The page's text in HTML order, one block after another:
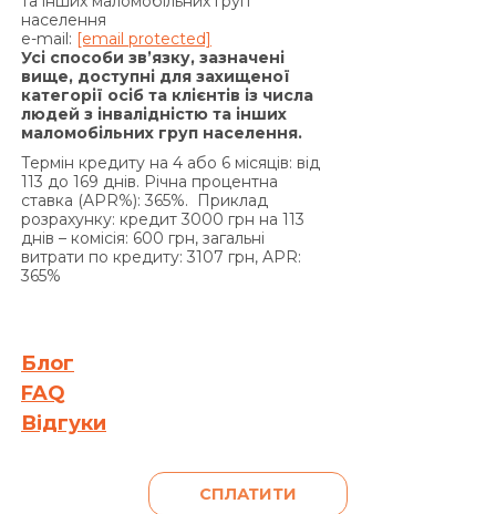
на підставі положень частини 2 статті 625
Цивільного кодексу України Кредитодавець
має право вимагати, а Позичальник
зобов’язаний сплатити Кредитодавцю суму
заборгованості з урахуванням 3700 (три тисячі
сімсот) процентів річних від простроченої суми
заборгованості. Проценти річних, зазначені в
цьому пункті вище, нараховуються за кожен
день прострочення на суму заборгованості, що
включає прострочені проценти за користування
Кредитом та/або суму простроченої Комісії за
грошових коштів (якщо умови додаткової угоди
до Договору передбачають сплату комісії за
видачу у Кредит додаткових грошових коштів)
нараховуються на раніше нараховані проценти
на підставі статті 625 Цивільного кодексу
населення
e-mail: [email protected]
Усі способи зв’язку, зазначені
вище, доступні для захищеної
категорії осіб та клієнтів із числа
людей з інвалідністю та інших
маломобільних груп населення.
Термін кредиту на 4 або 6 місяців: від
113 до 169 днів. Річна процентна
ставка (APR%): 365%. Приклад
розрахунку: кредит 3000 грн на 113
днів – комісія: 600 грн, загальні
витрати по кредиту: 3107 грн, APR:
365%
Блог
FAQ
Відгуки
СПЛАТИТИ